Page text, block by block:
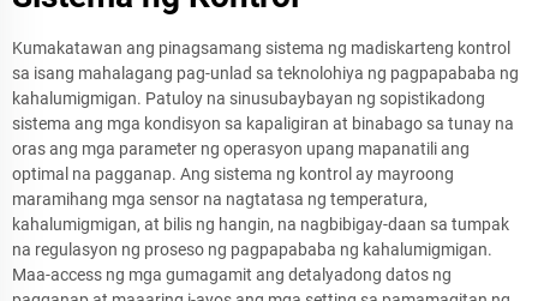
Kumakatawan ang pinagsamang sistema ng madiskarteng kontrol
sa isang mahalagang pag-unlad sa teknolohiya ng pagpapababa ng
kahalumigmigan. Patuloy na sinusubaybayan ng sopistikadong
sistema ang mga kondisyon sa kapaligiran at binabago sa tunay na
oras ang mga parameter ng operasyon upang mapanatili ang
optimal na pagganap. Ang sistema ng kontrol ay mayroong
maramihang mga sensor na nagtatasa ng temperatura,
kahalumigmigan, at bilis ng hangin, na nagbibigay-daan sa tumpak
na regulasyon ng proseso ng pagpapababa ng kahalumigmigan.
Maa-access ng mga gumagamit ang detalyadong datos ng